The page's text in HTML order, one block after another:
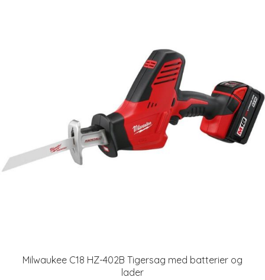
Milwaukee C18 HZ-402B Tigersag med batterier og
lader